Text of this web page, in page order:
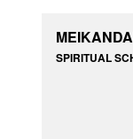
SPIRITUAL